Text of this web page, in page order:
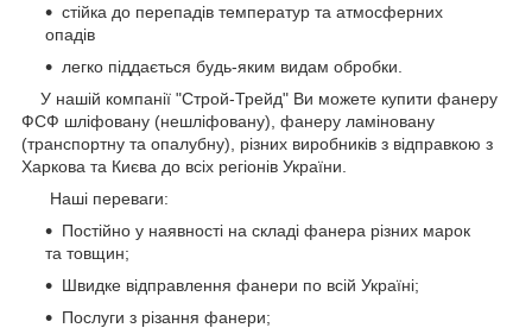
стійка до перепадів температур та атмосферних
опадів
легко піддається будь-яким видам обробки.
У нашій компанії "Строй-Трейд" Ви можете купити фанеру
ФСФ шліфовану (нешліфовану), фанеру ламіновану
(транспортну та опалубну), різних виробників з відправкою з
Харкова та Києва до всіх регіонів України.
Наші переваги:
Постійно у наявності на складі фанера різних марок
та товщин;
Швидке відправлення фанери по всій Україні;
Послуги з різання фанери;